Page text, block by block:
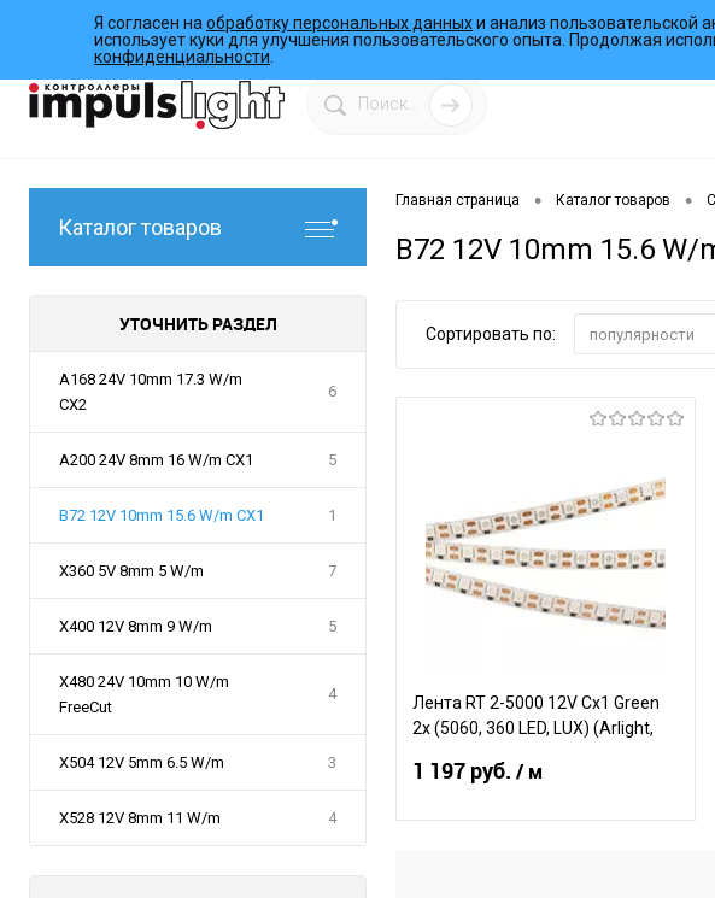
О компании Инструкции Работы Программы Коллекции
Каталог товаров
УТОЧНИТЬ РАЗДЕЛ
A168 24V 10mm 17.3 W/m
CX2
6
A200 24V 8mm 16 W/m CX1 5
B72 12V 10mm 15.6 W/m CX1 1
X360 5V 8mm 5 W/m 7
X400 12V 8mm 9 W/m 5
X480 24V 10mm 10 W/m
FreeCut
4
X504 12V 5mm 6.5 W/m 3
X528 12V 8mm 11 W/m 4
Главная страница • Каталог товаров •
B72 12V 10mm 15.6 W/
Сортировать по: популярности
Лента RT 2-5000 12V Cx1 Green
2x (5060, 360 LED, LUX) (Arlight,
1 197 руб. / м
Я согласен на обработку персональных данныхи анализ пользовательской
использует куки для улучшения пользовательского опыта. Продолжая
конфиденциальности